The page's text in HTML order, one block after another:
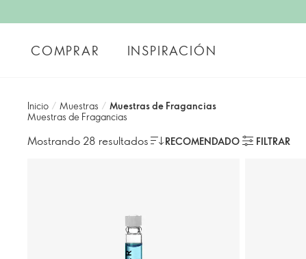
COMPRAR INSPIRACIÓN
Inicio / Muestras / Muestras de Fragancias
Muestras de Fragancias
Mostrando 28 resultados RECOMENDADO FILTRAR